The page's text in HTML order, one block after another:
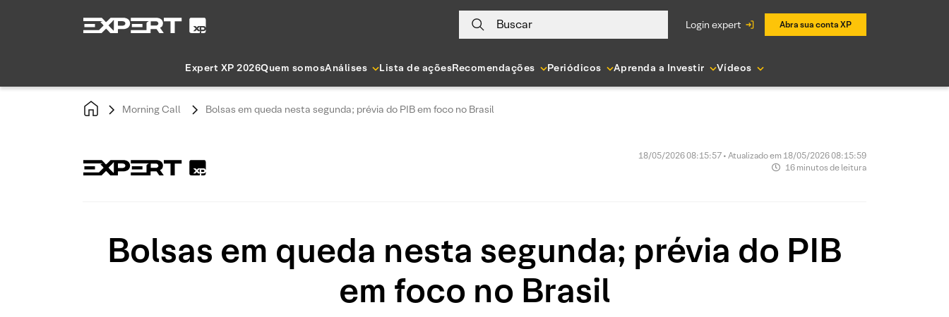
Buscar login expert Abra sua conta XP
Expert XP 2026Quem somosAnálises Lista de açõesRecomendações Periódicos Aprenda a Investir Vídeos
Morning Call Bolsas em queda nesta segunda; prévia do PIB em foco no Brasil
18/05/2026 08:15:57 • Atualizado em 18/05/2026 08:15:59
16 minutos de leitura
Bolsas em queda nesta segunda; prévia do PIB
em foco no Brasil